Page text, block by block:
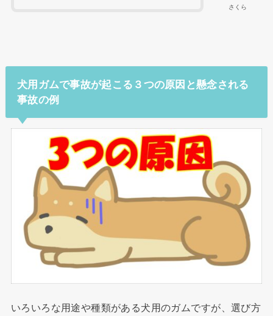
さくら
犬用ガムで事故が起こる３つの原因と懸念される
事故の例
いろいろな用途や種類がある犬用のガムですが、選び方